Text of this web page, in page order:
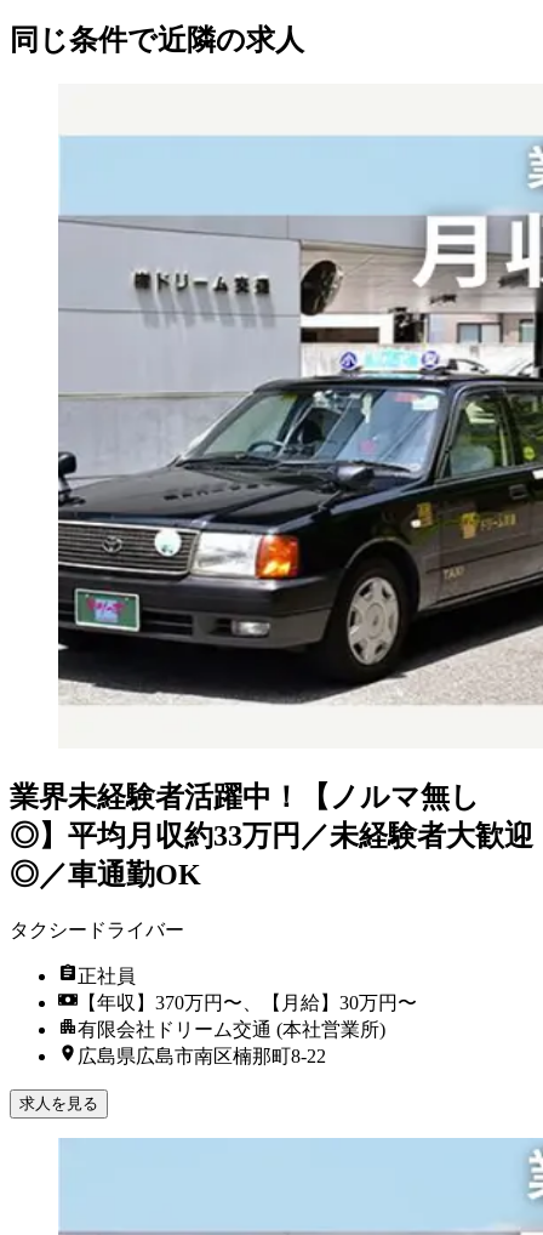
同じ条件で近隣の求人
業界未経験者活躍中！【ノルマ無し
◎】平均月収約33万円／未経験者大歓迎
◎／車通勤OK
タクシードライバー
正社員
【年収】370万円〜、【月給】30万円〜
有限会社ドリーム交通 (本社営業所)
広島県広島市南区楠那町8-22
求人を見る